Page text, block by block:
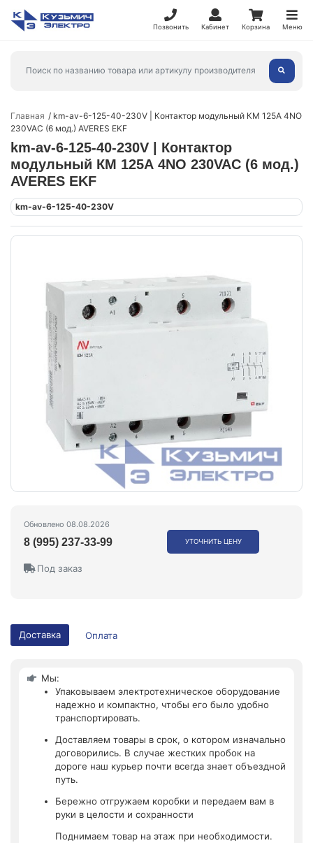
Позвонить Кабинет Корзина Меню
Главная
km-av-6-125-40-230V | Контактор модульный КМ 125А 4NO
230VAC (6 мод.) AVERES EKF
km-av-6-125-40-230V | Контактор
модульный КМ 125А 4NO 230VAC (6 мод.)
AVERES EKF
km-av-6-125-40-230V
Обновлено 08.08.2026
8 (995) 237-33-99 УТОЧНИТЬ ЦЕНУ
Под заказ
Доставка Оплата
Мы:
Упаковываем электротехническое оборудование
надежно и компактно, чтобы его было удобно
транспортировать.
Доставляем товары в срок, о котором изначально
договорились. В случае жестких пробок на
дороге наш курьер почти всегда знает объездной
путь.
Бережно отгружаем коробки и передаем вам в
руки в целости и сохранности
Поднимаем товар на этаж при необходимости.